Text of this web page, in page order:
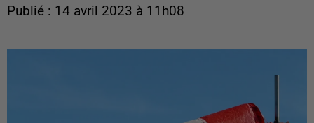
Publié : 14 avril 2023 à 11h08